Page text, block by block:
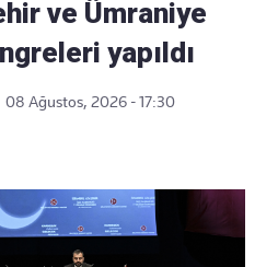
ve Ümraniye
yapıldı
08 Ağustos, 2026 - 17:30